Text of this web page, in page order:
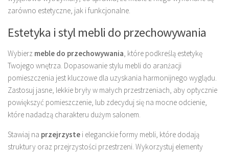
zarówno estetyczne, jak i funkcjonalne.
Estetyka i styl mebli do przechowywania
Wybierz meble do przechowywania, które podkreślą estetykę
Twojego wnętrza. Dopasowanie stylu mebli do aranżacji
pomieszczenia jest kluczowe dla uzyskania harmonijnego wyglądu.
Zastosuj jasne, lekkie bryły w małych przestrzeniach, aby optycznie
powiększyć pomieszczenie, lub zdecyduj się na mocne odcienie,
które nadadzą charakteru dużym salonem.
Stawiaj na przejrzyste i eleganckie formy mebli, które dodają
struktury oraz przejrzystości przestrzeni. Wykorzystuj elementy